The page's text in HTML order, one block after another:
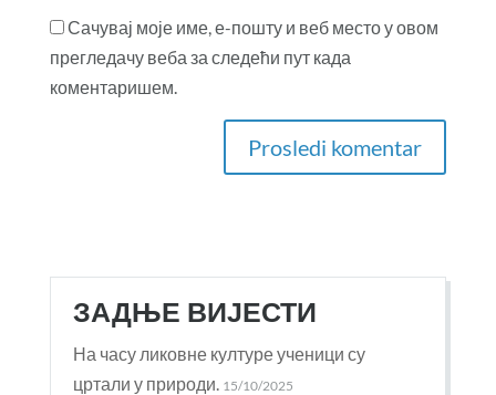
Сачувај моје име, е-пошту и веб место у овом
прегледачу веба за следећи пут када
коментаришем.
ЗАДЊЕ ВИЈЕСТИ
На часу ликовне културе ученици су
цртали у природи. 15/10/2025